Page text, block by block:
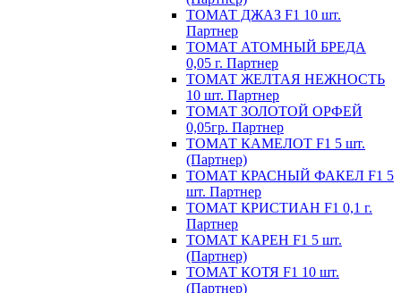
ТОМАТ ДЖАЗ F1 10 шт.
Партнер
ТОМАТ АТОМНЫЙ БРЕДА
0,05 г. Партнер
ТОМАТ ЖЕЛТАЯ НЕЖНОСТЬ
10 шт. Партнер
ТОМАТ ЗОЛОТОЙ ОРФЕЙ
0,05гр. Партнер
ТОМАТ КАМЕЛОТ F1 5 шт.
(Партнер)
ТОМАТ КРАСНЫЙ ФАКЕЛ F1 5
шт. Партнер
ТОМАТ КРИСТИАН F1 0,1 г.
Партнер
ТОМАТ КАРЕН F1 5 шт.
(Партнер)
ТОМАТ КОТЯ F1 10 шт.
(Партнер)